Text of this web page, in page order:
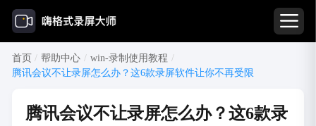
首页 / 帮助中心 / win-录制使用教程 /
腾讯会议不让录屏怎么办？这6款录屏软件让你不再受限
腾讯会议不让录屏怎么办？这6款录